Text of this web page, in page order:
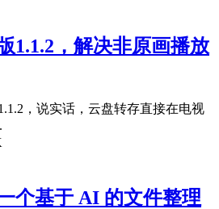
1.1.2，解决非原画播放
，说实话，云盘转存直接在电视
个基于 AI 的文件整理